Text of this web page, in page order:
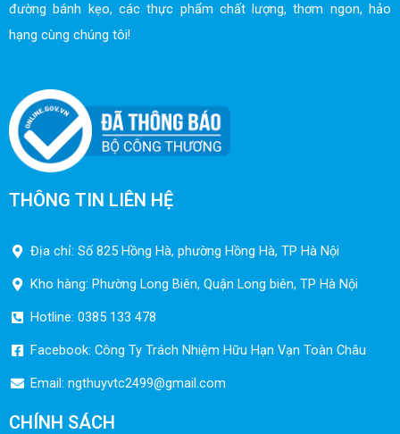
đường bánh kẹo, các thực phẩm chất lượng, thơm ngon, hảo
hạng cùng chúng tôi!
THÔNG TIN LIÊN HỆ
Địa chỉ: Số 825 Hồng Hà, phường Hồng Hà, TP Hà Nội
Kho hàng: Phường Long Biên, Quận Long biên, TP Hà Nội
Hotline: 0385 133 478
Facebook: Công Ty Trách Nhiệm Hữu Hạn Vạn Toàn Châu
Email: ngthuyvtc2499@gmail.com
CHÍNH SÁCH